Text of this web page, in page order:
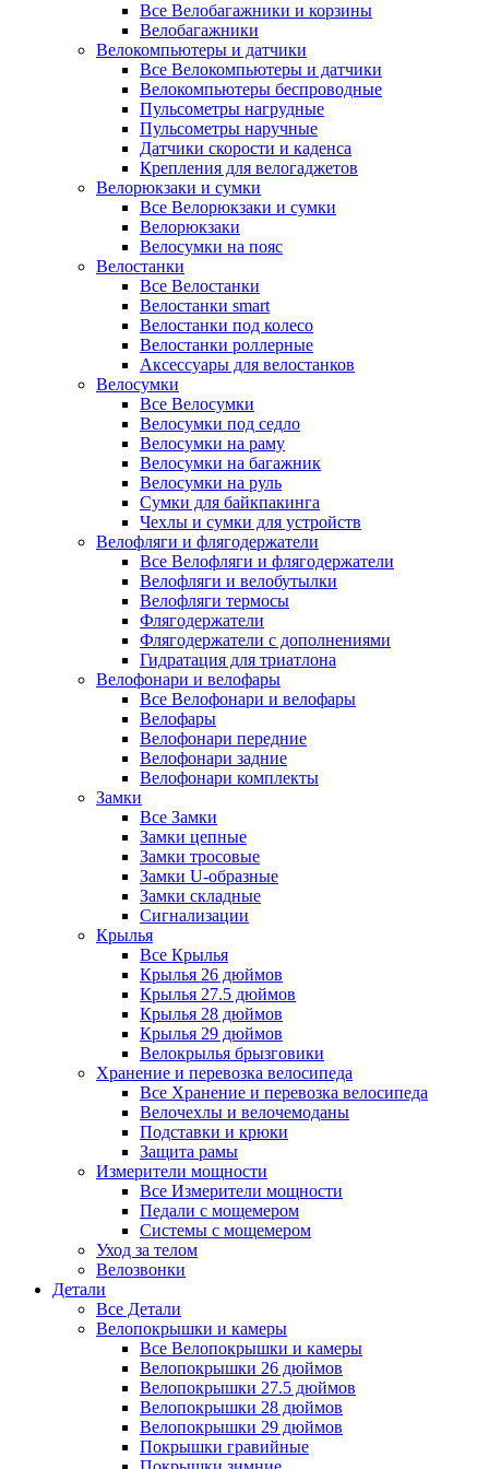
Все Велобагажники и корзины
Велобагажники
Велокомпьютеры и датчики
Все Велокомпьютеры и датчики
Велокомпьютеры беспроводные
Пульсометры нагрудные
Пульсометры наручные
Датчики скорости и каденса
Крепления для велогаджетов
Велорюкзаки и сумки
Все Велорюкзаки и сумки
Велорюкзаки
Велосумки на пояс
Велостанки
Все Велостанки
Велостанки smart
Велостанки под колесо
Велостанки роллерные
Аксессуары для велостанков
Велосумки
Все Велосумки
Велосумки под седло
Велосумки на раму
Велосумки на багажник
Велосумки на руль
Сумки для байкпакинга
Чехлы и сумки для устройств
Велофляги и флягодержатели
Все Велофляги и флягодержатели
Велофляги и велобутылки
Велофляги термосы
Флягодержатели
Флягодержатели с дополнениями
Гидратация для триатлона
Велофонари и велофары
Все Велофонари и велофары
Велофары
Велофонари передние
Велофонари задние
Велофонари комплекты
Замки
Все Замки
Замки цепные
Замки тросовые
Замки U-образные
Замки складные
Сигнализации
Крылья
Все Крылья
Крылья 26 дюймов
Крылья 27.5 дюймов
Крылья 28 дюймов
Крылья 29 дюймов
Велокрылья брызговики
Хранение и перевозка велосипеда
Все Хранение и перевозка велосипеда
Велочехлы и велочемоданы
Подставки и крюки
Защита рамы
Измерители мощности
Все Измерители мощности
Педали с мощемером
Системы с мощемером
Уход за телом
Велозвонки
Детали
Все Детали
Велопокрышки и камеры
Все Велопокрышки и камеры
Велопокрышки 26 дюймов
Велопокрышки 27.5 дюймов
Велопокрышки 28 дюймов
Велопокрышки 29 дюймов
Покрышки гравийные